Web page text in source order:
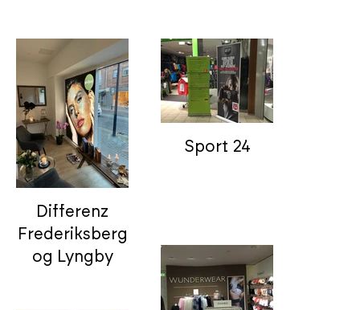
Differenz
Frederiksberg
og Lyngby
Sport 24